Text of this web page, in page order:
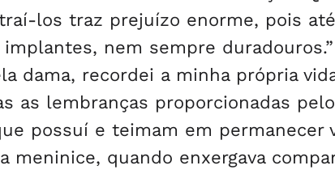
los traz prejuízo enorme, pois
nem sempre
dama, recordei a minha própria
as lembranças proporcionadas
possuí e teimam em permanecer
meninice, quando enxergava